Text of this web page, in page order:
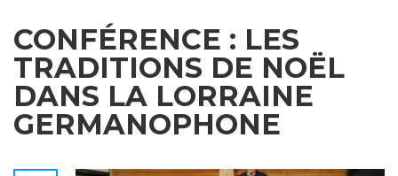
CONFÉRENCE : LES
TRADITIONS DE NOËL
DANS LA LORRAINE
GERMANOPHONE